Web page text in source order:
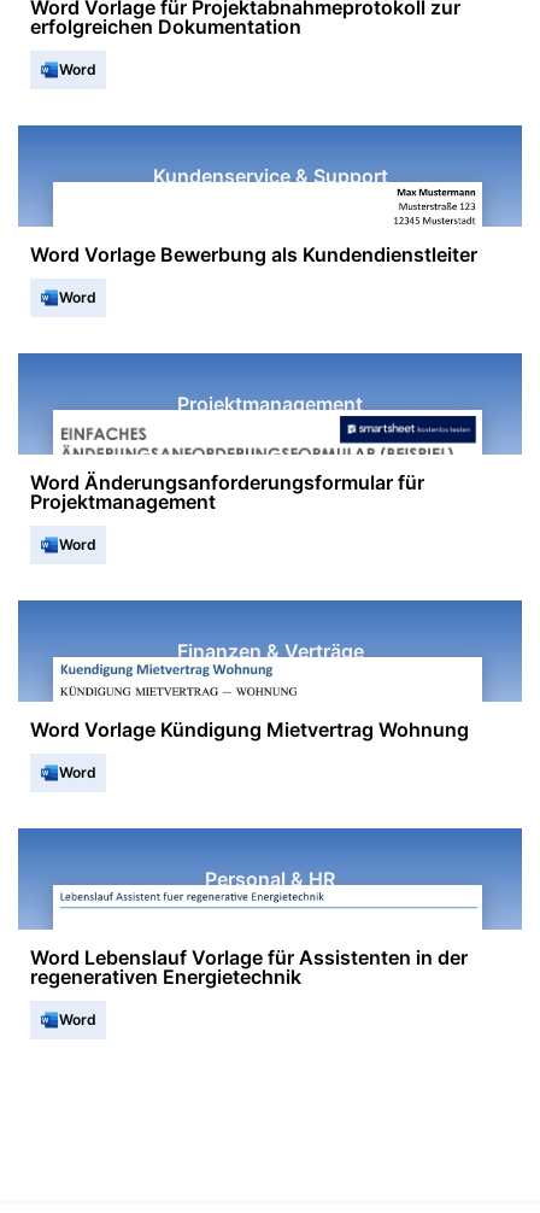
Word Vorlage für Projektabnahmeprotokoll zur
erfolgreichen Dokumentation
Word
Kundenservice & Support
Word Vorlage Bewerbung als Kundendienstleiter
Word
Projektmanagement
Word Änderungsanforderungsformular für
Projektmanagement
Word
Finanzen & Verträge
Word Vorlage Kündigung Mietvertrag Wohnung
Word
Personal & HR
Word Lebenslauf Vorlage für Assistenten in der
regenerativen Energietechnik
Word